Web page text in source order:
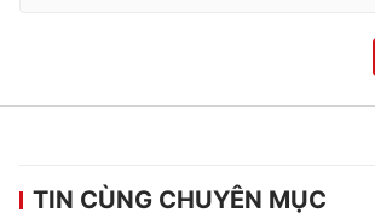
024.38 355 931 - 024.38
Liên hệ quảng cáo:
024-7300.7108
TIN CÙNG CHUYÊN MỤC